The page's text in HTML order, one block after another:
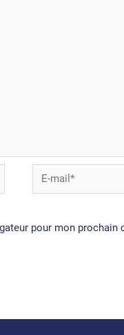
mail*
pour mon prochain